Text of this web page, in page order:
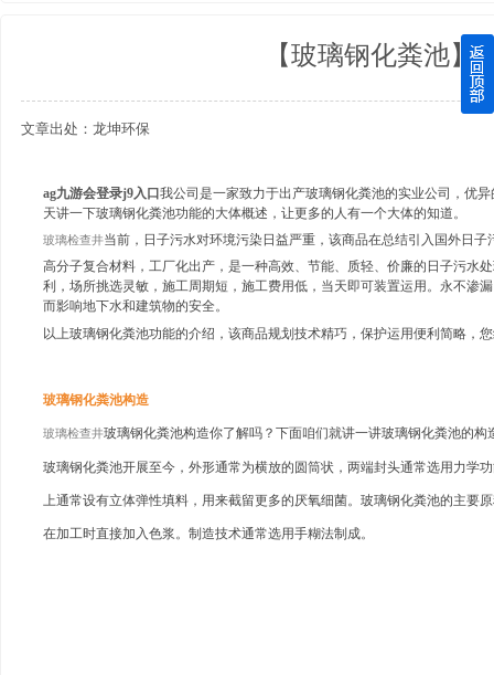
四川玻璃钢化粪池逐渐取代传统玻璃钢化粪池的这几点原因
关于重庆玻璃钢化粪池的这些基础知识你都记住了吗？
四川玻璃钢化粪池选购时应该如何进行挑选？
在安装绵阳玻璃钢化粪池时可能遇到这些难题
使用成都玻璃钢化粪池的七大好处你都记住了吗？
【玻璃钢化粪池】
文章出处：龙坤环保
ag九游会登录j9入口 我公司是一家致力于出产玻璃钢化粪池的实业公司，优
天讲一下玻璃钢化粪池功能的大体概述，让更多的人有一个大体的知道。
玻璃检查井当前，日子污水对环境污染日益严重，该商品在总结引入国外日
高分子复合材料，工厂化出产，是一种高效、节能、质轻、价廉的日子污水
利，场所挑选灵敏，施工周期短，施工费用低，当天即可装置运用。永不渗
而影响地下水和建筑物的安全。
以上玻璃钢化粪池功能的介绍，该商品规划技术精巧，保护运用便利简略，
玻璃钢化粪池构造
玻璃检查井玻璃钢化粪池构造你了解吗？下面咱们就讲一讲玻璃钢化粪池的构
玻璃钢化粪池开展至今，外形通常为横放的圆筒状，两端封头通常选用力学
上通常设有立体弹性填料，用来截留更多的厌氧细菌。玻璃钢化粪池的主要
在加工时直接加入色浆。制造技术通常选用手糊法制成。